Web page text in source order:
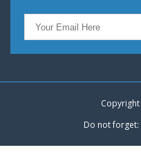
Do not forget: